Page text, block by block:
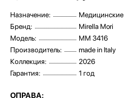
Назначение:
Медицинские
Бренд:
Mirella Mori
Модель:
MM 3416
Производитель:
made in Italy
Коллекция:
2026
Гарантия:
1 год
ОПРАВА: